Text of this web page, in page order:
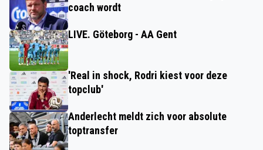
coach wordt
LIVE. Göteborg - AA Gent
'Real in shock, Rodri kiest voor deze
topclub'
Anderlecht meldt zich voor absolute
toptransfer